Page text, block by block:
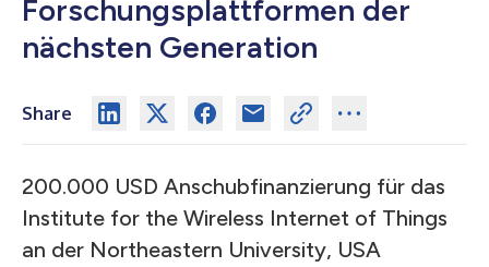
Forschungsplattformen der
nächsten Generation
Share
200.000 USD Anschubfinanzierung für das
Institute for the Wireless Internet of Things
an der Northeastern University, USA